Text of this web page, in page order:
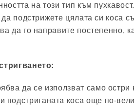
на този тип към
подстрижете цялата си коса
да го направите постепенно,
да се използват само остри
подстриганата коса още по-